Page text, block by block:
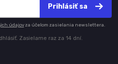
Prihlásiť sa
údajovza účelom zasielania newslettera.
Zasielame raz za 14 dní.